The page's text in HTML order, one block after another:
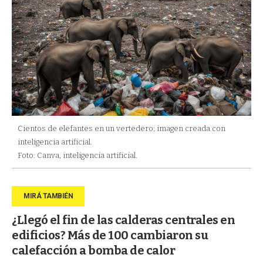
Cientos de elefantes en un vertedero; imagen creada con
inteligencia artificial.
Foto: Canva, inteligencia artificial.
¿Llegó el fin de las calderas centrales en
edificios? Más de 100 cambiaron su
calefacción a bomba de calor